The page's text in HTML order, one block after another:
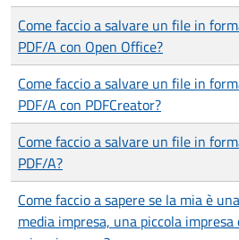
Come faccio a salvare un file in
PDF/A con Open Office?
Come faccio a salvare un file in
PDF/A con PDFCreator?
Come faccio a salvare un file in
PDF/A?
Come faccio a sapere se la mia è
media impresa, una piccola impresa